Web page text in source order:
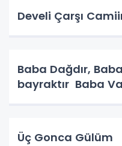
Develi Çarşı
Baba Dağdır,
bayraktır Baba
Üç Gonca Gülüm